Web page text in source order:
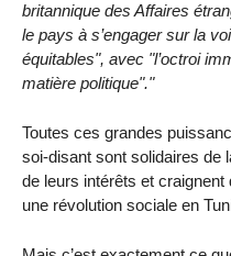
britannique des Affaires
le pays à s’engager sur la
équitables", avec "l’octroi
matière politique"."
Toutes ces grandes
soi-disant sont solidaires de
de leurs intérêts et
une révolution sociale en